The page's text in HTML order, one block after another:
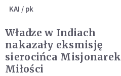
KAI / pk
Władze w Indiach
nakazały eksmisję
sierocińca Misjonarek
Miłości